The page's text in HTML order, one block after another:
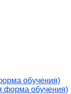
обучения)
форма обучения)